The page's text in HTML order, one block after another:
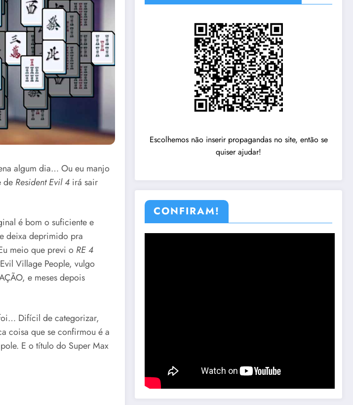
algum dia… Ou eu manjo
de Resident Evil 4 irá sair
é bom o suficiente e
deixa deprimido pra
meio que previ o RE 4
Village People, vulgo
e meses depois
Difícil de categorizar,
coisa que se confirmou é a
E o título do Super Max
Escolhemos não inserir propagandas no site, então se
quiser ajudar!
CONFIRAM!